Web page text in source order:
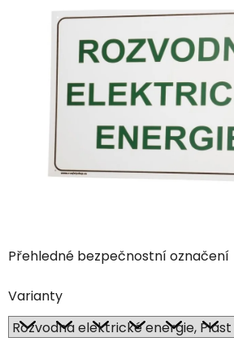
Přehledné bezpečnostní označení
Varianty
hvězdiček.